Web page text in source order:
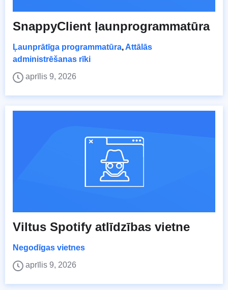
SnappyClient ļaunprogrammatūra
Ļaunprātīga programmatūra, Attālās
administrēšanas rīki
aprīlis 9, 2026
Viltus Spotify atlīdzības vietne
Negodīgas vietnes
aprīlis 9, 2026